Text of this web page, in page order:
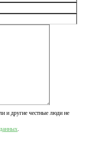
и другие честные люди не
.